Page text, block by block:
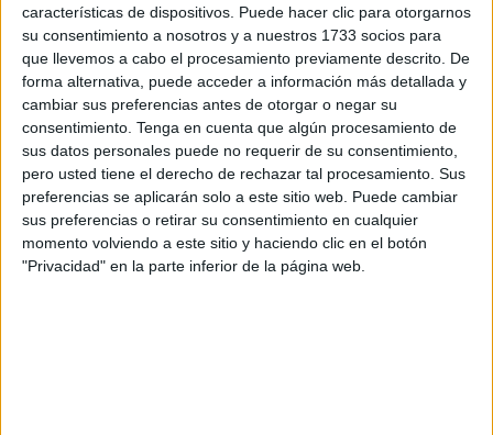
características de dispositivos. Puede hacer clic para otorgarnos
su consentimiento a nosotros y a nuestros 1733 socios para
que llevemos a cabo el procesamiento previamente descrito. De
forma alternativa, puede acceder a información más detallada y
cambiar sus preferencias antes de otorgar o negar su
consentimiento. Tenga en cuenta que algún procesamiento de
sus datos personales puede no requerir de su consentimiento,
pero usted tiene el derecho de rechazar tal procesamiento. Sus
preferencias se aplicarán solo a este sitio web. Puede cambiar
sus preferencias o retirar su consentimiento en cualquier
momento volviendo a este sitio y haciendo clic en el botón
"Privacidad" en la parte inferior de la página web.
1 … 52 53